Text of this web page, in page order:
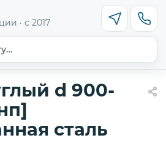
· с 2017
d 900-
сталь